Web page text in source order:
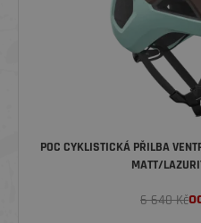
POC CYKLISTICKÁ PŘILBA
MATT/
6 640 Kč